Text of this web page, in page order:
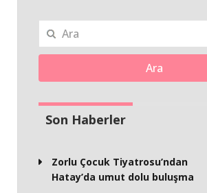
Ara
Son Haberler
Zorlu Çocuk Tiyatrosu’ndan
Hatay’da umut dolu buluşma